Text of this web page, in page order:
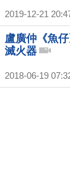
2019-12-21
盧廣仲《魚
滅火器
2018-06-19